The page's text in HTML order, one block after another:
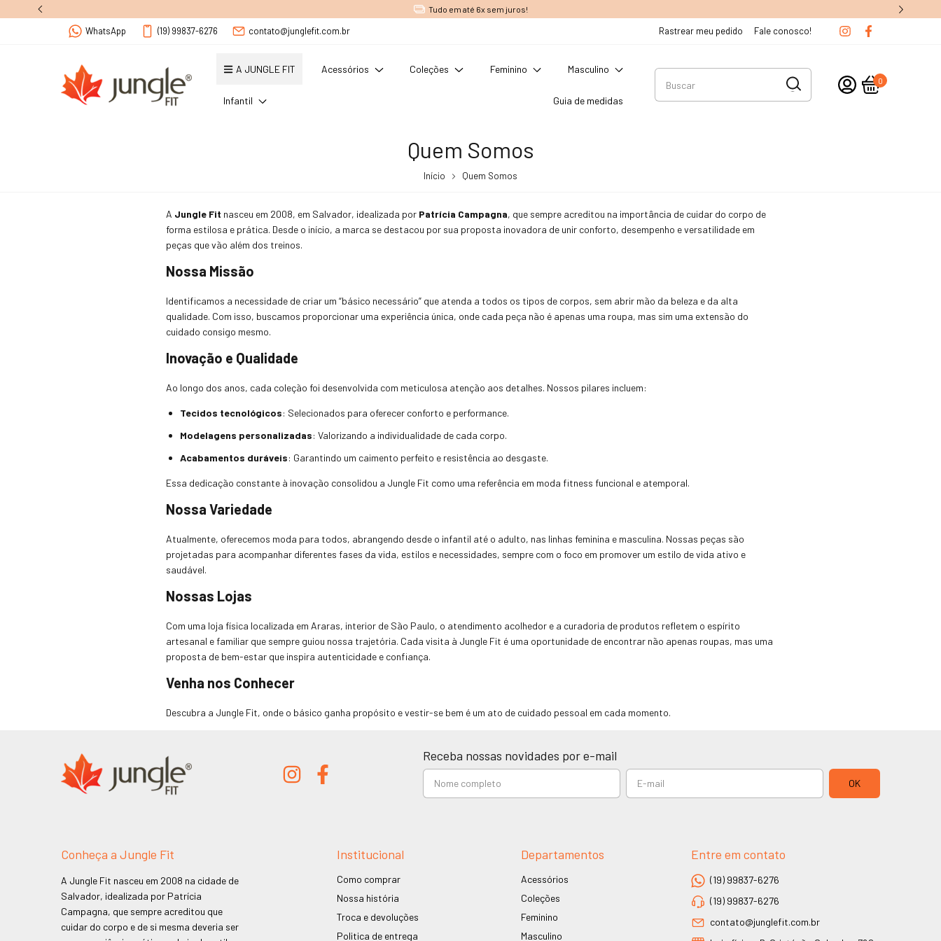
Tudo em até 6x sem juros!
WhatsApp (19) 99837-6276 contato@junglefit.com.br Rastrear meu pedido Fale conosco!
A JUNGLE FIT Acessórios Coleções Feminino Masculino
Infantil Guia de medidas
0
Quem Somos
Início Quem Somos
A Jungle Fit nasceu em 2008, em Salvador, idealizada por Patrícia Campagna, que sempre acreditou na importância de cuidar do corpo de
forma estilosa e prática. Desde o início, a marca se destacou por sua proposta inovadora de unir conforto, desempenho e versatilidade em
peças que vão além dos treinos.
Nossa Missão
Identificamos a necessidade de criar um “básico necessário” que atenda a todos os tipos de corpos, sem abrir mão da beleza e da alta
qualidade. Com isso, buscamos proporcionar uma experiência única, onde cada peça não é apenas uma roupa, mas sim uma extensão do
cuidado consigo mesmo.
Inovação e Qualidade
Ao longo dos anos, cada coleção foi desenvolvida com meticulosa atenção aos detalhes. Nossos pilares incluem:
Tecidos tecnológicos: Selecionados para oferecer conforto e performance.
Modelagens personalizadas: Valorizando a individualidade de cada corpo.
Acabamentos duráveis: Garantindo um caimento perfeito e resistência ao desgaste.
Essa dedicação constante à inovação consolidou a Jungle Fit como uma referência em moda fitness funcional e atemporal.
Nossa Variedade
Atualmente, oferecemos moda para todos, abrangendo desde o infantil até o adulto, nas linhas feminina e masculina. Nossas peças são
projetadas para acompanhar diferentes fases da vida, estilos e necessidades, sempre com o foco em promover um estilo de vida ativo e
saudável.
Nossas Lojas
Com uma loja física localizada em Araras, interior de São Paulo, o atendimento acolhedor e a curadoria de produtos refletem o espírito
artesanal e familiar que sempre guiou nossa trajetória. Cada visita à Jungle Fit é uma oportunidade de encontrar não apenas roupas, mas uma
proposta de bem-estar que inspira autenticidade e confiança.
Venha nos Conhecer
Descubra a Jungle Fit, onde o básico ganha propósito e vestir-se bem é um ato de cuidado pessoal em cada momento.
Receba nossas novidades por e-mail
Conheça a Jungle Fit
A Jungle Fit nasceu em 2008 na cidade de
Salvador, idealizada por Patrícia
Campagna, que sempre acreditou que
cuidar do corpo e de si mesma deveria ser
Institucional
Como comprar
Nossa história
Troca e devoluções
Politica de entrega
Departamentos
Acessórios
Coleções
Feminino
Masculino
Entre em contato
(19) 99837-6276
(19) 99837-6276
contato@junglefit.com.br